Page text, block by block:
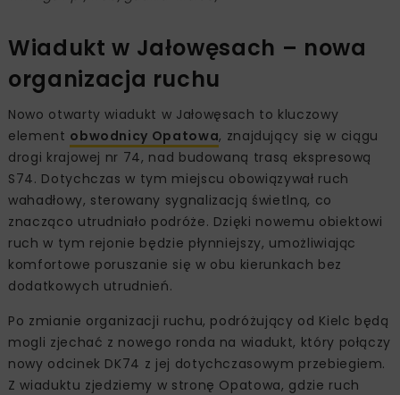
Wiadukt w Jałowęsach – nowa
organizacja ruchu
Nowo otwarty wiadukt w Jałowęsach to kluczowy
element obwodnicy Opatowa, znajdujący się w ciągu
drogi krajowej nr 74, nad budowaną trasą ekspresową
S74. Dotychczas w tym miejscu obowiązywał ruch
wahadłowy, sterowany sygnalizacją świetlną, co
znacząco utrudniało podróże. Dzięki nowemu obiektowi
ruch w tym rejonie będzie płynniejszy, umożliwiając
komfortowe poruszanie się w obu kierunkach bez
dodatkowych utrudnień.
Po zmianie organizacji ruchu, podróżujący od Kielc będą
mogli zjechać z nowego ronda na wiadukt, który połączy
nowy odcinek DK74 z jej dotychczasowym przebiegiem.
Z wiaduktu zjedziemy w stronę Opatowa, gdzie ruch